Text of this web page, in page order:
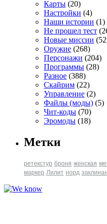
Карты (20)
Настройки (4)
Наши истории (1)
Не прошел тест
Новые миссии
Оружие (268)
Персонажи (204)
Программы (28)
Разное (388)
Скайрим (22)
Управление (2)
Файлы (моды) (5)
Чит-коды (70)
Эромоды (18)
Метки
ретекстур броня женская
маркер Лилит норд